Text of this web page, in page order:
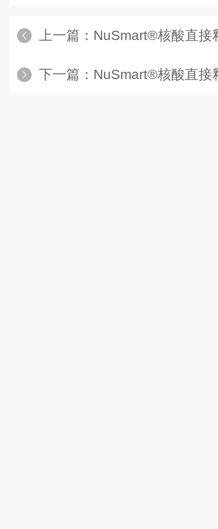
上一篇： NuSmart®核酸直接释放试剂盒为植物
下一篇： NuSmart®核酸直接释放试剂盒